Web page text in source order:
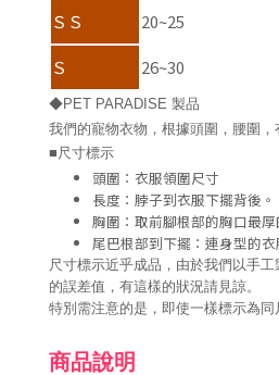
ＳＳ
20~25
Ｓ
26~30
◆PET PARADISE 製品
我們的寵物衣物，根據頭圍，腰圍
■尺寸標示
頭圍：衣服領圍尺寸
長度：脖子到衣服下擺背後
胸圍：取前腳根部的胸口最厚
尾巴根部到下擺：連身型的
尺寸標示近乎成品，由於我們以手
的誤差值，有這樣的狀況請見諒。
特別需注意的是，即使一樣標示為
商品說明